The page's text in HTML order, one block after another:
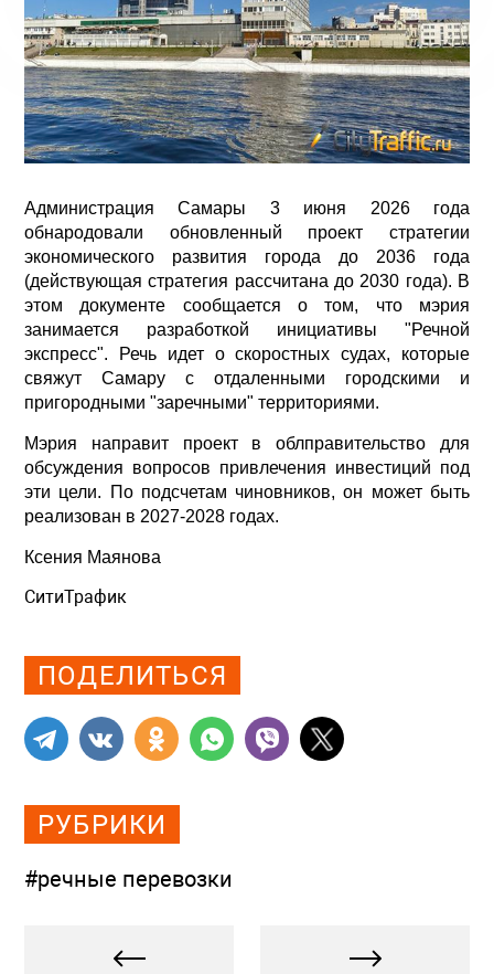
Администрация Самары 3 июня 2026 года
обнародовали обновленный проект стратегии
экономического развития города до 2036 года
(действующая стратегия рассчитана до 2030 года). В
этом документе сообщается о том, что мэрия
занимается разработкой инициативы "Речной
экспресс". Речь идет о скоростных судах, которые
свяжут Самару с отдаленными городскими и
пригородными "заречными" территориями.
Мэрия направит проект в облправительство для
обсуждения вопросов привлечения инвестиций под
эти цели. По подсчетам чиновников, он может быть
реализован в 2027-2028 годах.
Ксения Маянова
СитиТрафик
ПОДЕЛИТЬСЯ
РУБРИКИ
#речные перевозки